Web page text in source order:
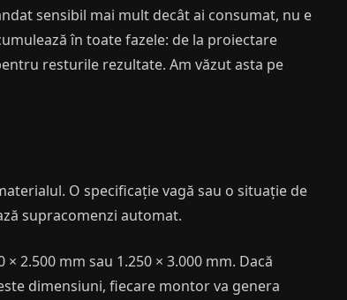
sensibil mai mult decât ai consumat, nu e
în toate fazele: de la proiectare
resturile rezultate. Am văzut asta pe
O specificație vagă sau o situație de
supracomenzi automat.
2.500 mm sau 1.250 × 3.000 mm. Dacă
dimensiuni, fiecare montor va genera